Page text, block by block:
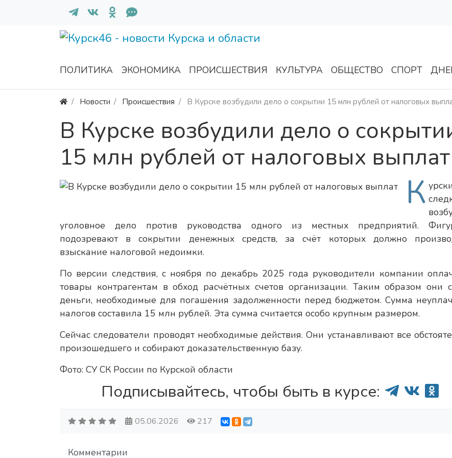
ПОЛИТИКА ЭКОНОМИКА ПРОИСШЕСТВИЯ КУЛЬТУРА ОБЩЕСТВО СПОРТ
Новости Происшествия В Курске возбудили дело о сокрытии 15 млн рублей от налоговых
В Курске возбудили дело о
15 млн рублей от налоговых выплат
К
уголовное дело против руководства одного из местных предприятий.
подозревают в сокрытии денежных средств, за счёт которых должно
взыскание налоговой недоимки.
По версии следствия, с ноября по декабрь 2025 года руководители компании
товары контрагентам в обход расчётных счетов организации. Таким образом они
деньги, необходимые для погашения задолженности перед бюджетом. Сумма
налогов составила 15 млн рублей. Эта сумма считается особо крупным размером.
Сейчас следователи проводят необходимые действия. Они устанавливают все
произошедшего и собирают доказательственную базу.
Фото: СУ СК России по Курской области
Подписывайтесь, чтобы быть в курсе:
05.06.2026 217
Комментарии